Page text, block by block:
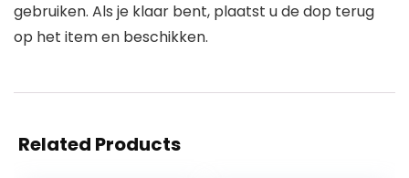
gebruiken. Als je klaar bent, plaatst u de dop terug
op het item en beschikken.
Related Products